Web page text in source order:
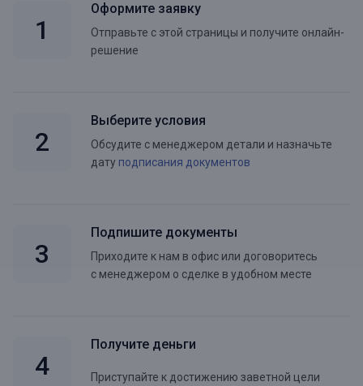
Оформите заявку
Отправьте с этой страницы и получите онлайн-
решение
Выберите условия
Обсудите с менеджером детали и назначьте
дату подписания документов
Подпишите документы
Приходите к нам в офис или договоритесь
с менеджером о сделке в удобном месте
Получите деньги
Приступайте к достижению заветной цели